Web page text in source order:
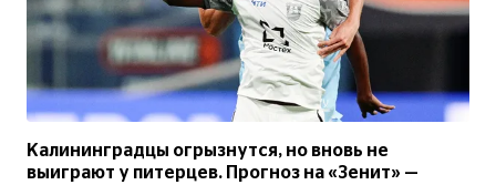
Калининградцы огрызнутся, но вновь не
выиграют у питерцев. Прогноз на «Зенит» —